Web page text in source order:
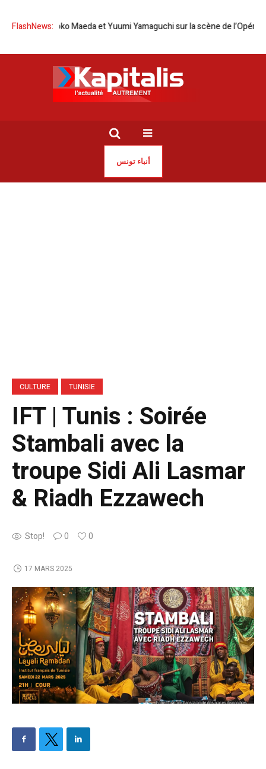
FlashNews:
| Tomoko Maeda et Yuumi Yamaguchi sur la scène de l’Opéra de
أنباء تونس
CULTURE TUNISIE
IFT | Tunis : Soirée
Stambali avec la
troupe Sidi Ali Lasmar
& Riadh Ezzawech
Stop! 0 0
17 MARS 2025